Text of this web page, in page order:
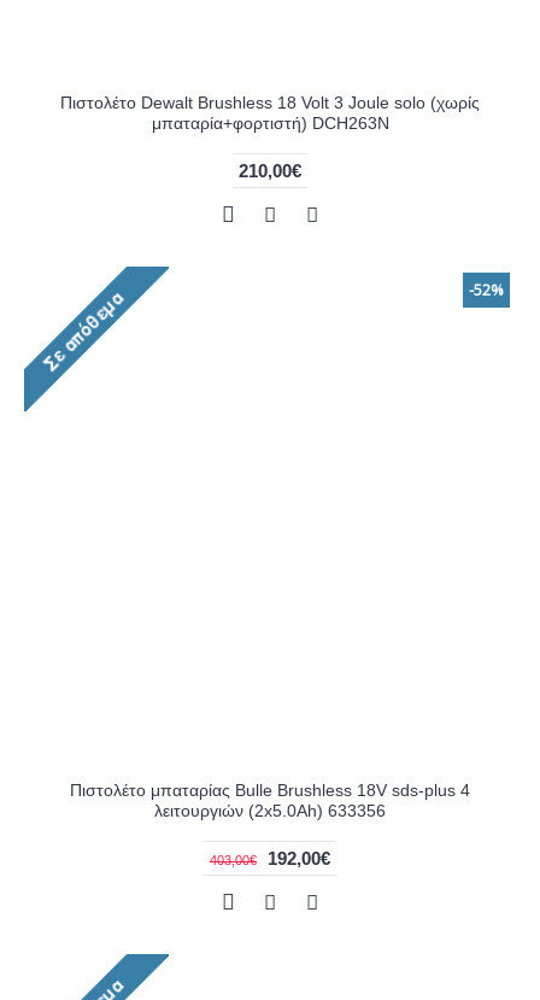
Πιστολέτο Dewalt Brushless 18 Volt 3 Joule solo (χωρίς
μπαταρία+φορτιστή) DCH263N
210,00€
-52%
Πιστολέτο μπαταρίας Bulle Brushless 18V sds-plus 4
λειτουργιών (2x5.0Ah) 633356
403,00€ 192,00€